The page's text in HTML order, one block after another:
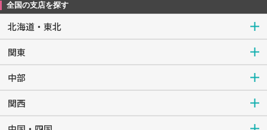
全国の支店を探す
北海道・東北
関東
中部
関西